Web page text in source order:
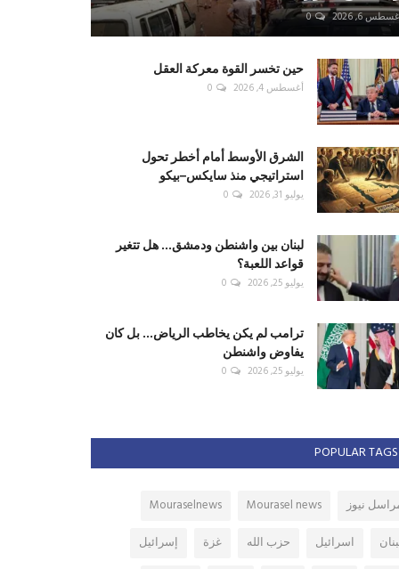
6, 2026
0
حين تخسر القوة معركة العقل
أغسطس 4, 2026 0
الشرق الأوسط أمام أخطر تحول
استراتيجي منذ سايكس–بيكو
يوليو 31, 2026 0
لبنان بين واشنطن ودمشق... هل تتغير
قواعد اللعبة؟
يوليو 25, 2026 0
ترامب لم يكن يخاطب الرياض... بل كان
يفاوض واشنطن
يوليو 25, 2026 0
POPULAR TAGS
نيوز Mourasel news
Mouraselnews
اسرائيل حزب الله غزة
إسرائيل